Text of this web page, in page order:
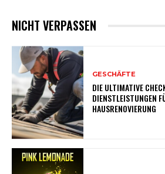
NICHT VERPASSEN
GESCHÄFTE
DIE ULTIMATIVE
DIENSTLEISTUNGEN
HAUSRENOVIERUNG